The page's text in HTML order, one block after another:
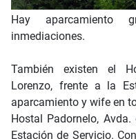
Hay
inmediaciones.
También existen el
Lorenzo, frente a la
aparcamiento y wife en
Hostal Padornelo,
Estación de Servicio.